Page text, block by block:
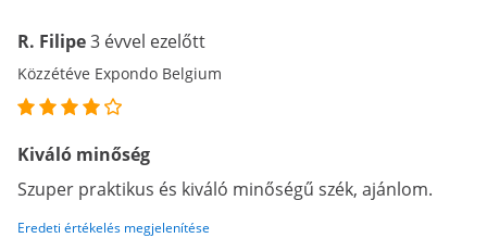
R. Filipe3 évvel ezelőtt
Közzétéve Expondo Belgium
Kiváló minőség
Szuper praktikus és kiváló minőségű szék, ajánlom.
Eredeti értékelés megjelenítése